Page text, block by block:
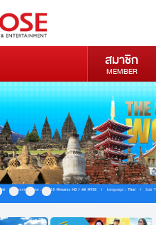
สมาชิก
MEMBER